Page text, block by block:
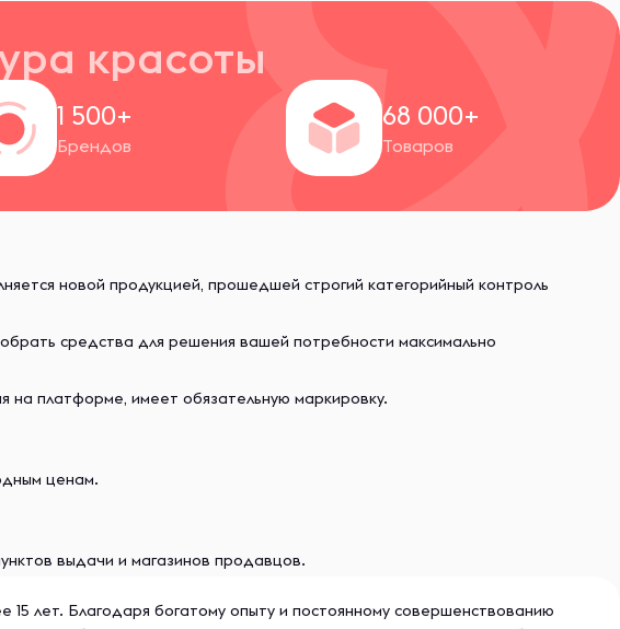
красоты
1 500+
Брендов
68 000+
Товаров
новой продукцией, прошедшей строгий категорийный контроль
средства для решения вашей потребности максимально
на платформе, имеет обязательную маркировку.
ценам.
выдачи и магазинов продавцов.
15 лет. Благодаря богатому опыту и постоянному совершенствованию